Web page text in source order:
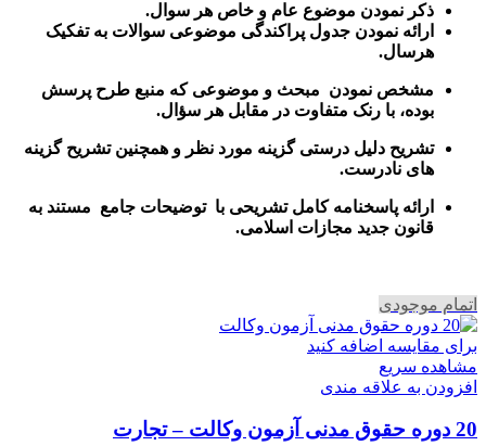
ذکر نمودن موضوع عام و خاص هر سوال.
ارائه نمودن جدول پراکندگی موضوعی سوالات به تفکیک
هرسال.
مشخص نمودن مبحث و موضوعی که منبع طرح پرسش
بوده، با رنک متفاوت در مقابل هر سؤال.
تشریح دلیل درستی گزینه مورد نظر و همچنین تشریح گزینه
های نادرست.
ارائه پاسخنامه کامل تشریحی با توضیحات جامع مستند به
قانون جدید مجازات اسلامی.
اتمام موجودی
برای مقایسه اضافه کنید
مشاهده سریع
افزودن به علاقه مندی
20 دوره حقوق مدنی آزمون وکالت – تجارت